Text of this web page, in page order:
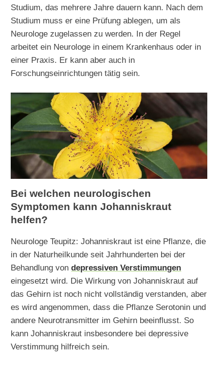
Studium, das mehrere Jahre dauern kann. Nach dem
Studium muss er eine Prüfung ablegen, um als
Neurologe zugelassen zu werden. In der Regel
arbeitet ein Neurologe in einem Krankenhaus oder in
einer Praxis. Er kann aber auch in
Forschungseinrichtungen tätig sein.
Bei welchen neurologischen
Symptomen kann Johanniskraut
helfen?
Neurologe Teupitz: Johanniskraut ist eine Pflanze, die
in der Naturheilkunde seit Jahrhunderten bei der
Behandlung vondepressiven Verstimmungen
eingesetzt wird. Die Wirkung von Johanniskraut auf
das Gehirn ist noch nicht vollständig verstanden, aber
es wird angenommen, dass die Pflanze Serotonin und
andere Neurotransmitter im Gehirn beeinflusst. So
kann Johanniskraut insbesondere bei depressive
Verstimmung hilfreich sein.